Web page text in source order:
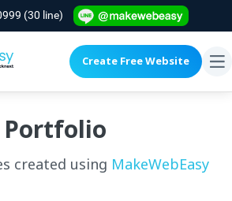
(30 line)
Create Free Website
Portfolio
created using MakeWebEasy